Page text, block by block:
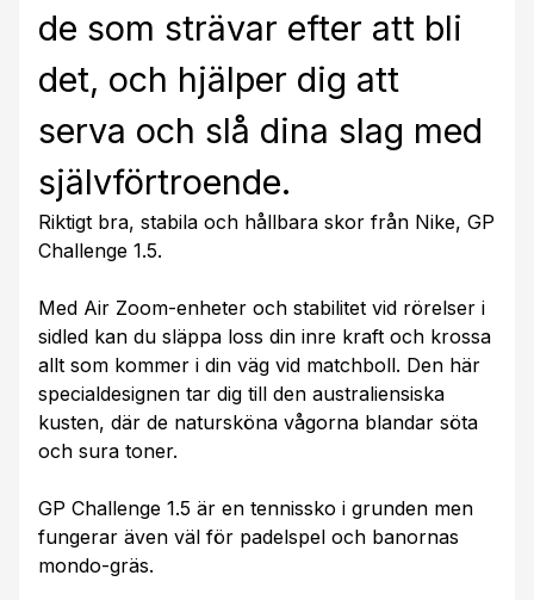
de som strävar efter att bli
det, och hjälper dig att
serva och slå dina slag med
självförtroende.
Riktigt bra, stabila och hållbara skor från Nike, GP
Challenge 1.5.
Med Air Zoom-enheter och stabilitet vid rörelser i
sidled kan du släppa loss din inre kraft och krossa
allt som kommer i din väg vid matchboll. Den här
specialdesignen tar dig till den australiensiska
kusten, där de natursköna vågorna blandar söta
och sura toner.
GP Challenge 1.5 är en tennissko i grunden men
fungerar även väl för padelspel och banornas
mondo-gräs.